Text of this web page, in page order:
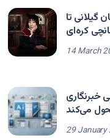
گیلانی تا
کره‌ای
14 March
می‌کند
29 January